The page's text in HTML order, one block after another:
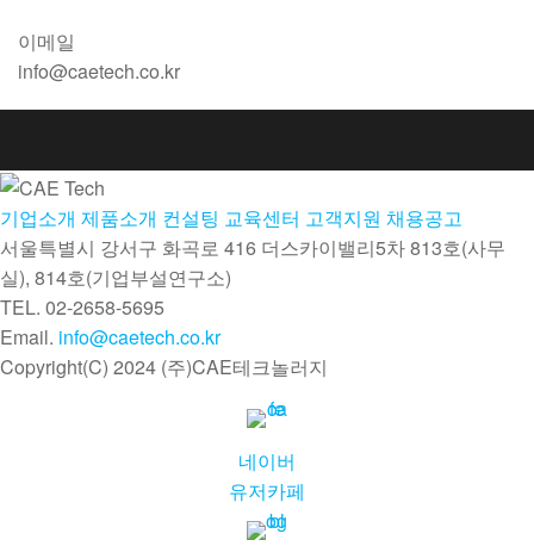
이메일
info@caetech.co.kr
기업소개 제품소개 컨설팅 교육센터 고객지원 채용공고
서울특별시 강서구 화곡로 416 더스카이밸리5차813호(사무
실), 814호(기업부설연구소)
TEL. 02-2658-5695
Email. info@caetech.co.kr
Copyright(C) 2024 (주)CAE테크놀러지
네이버
유저카페